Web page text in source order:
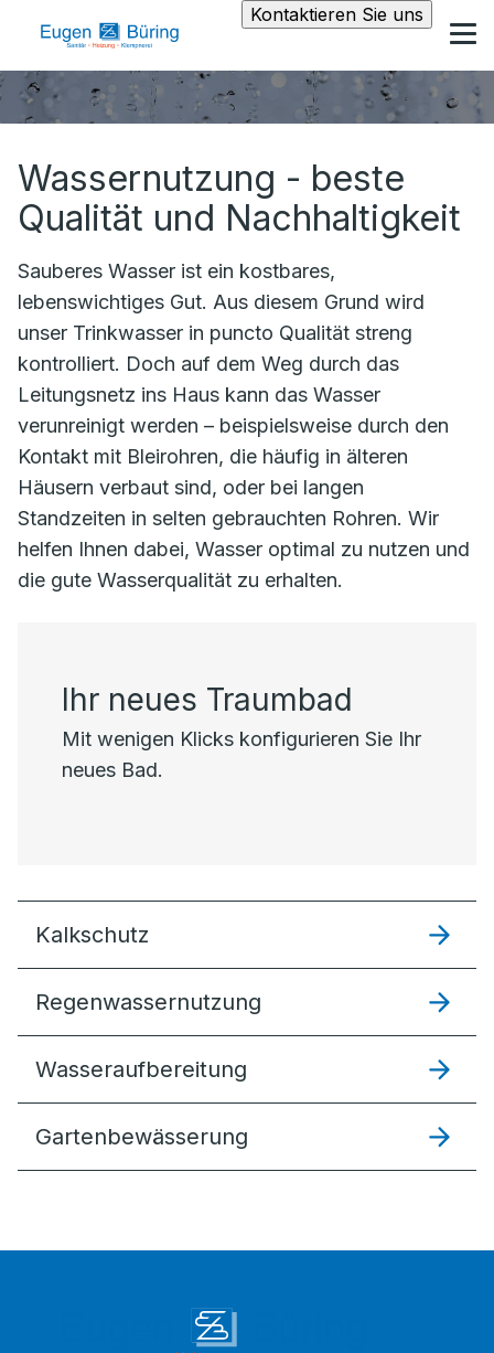
Kontaktieren Sie uns
Wassernutzung - beste
Qualität und Nachhaltigkeit
Sauberes Wasser ist ein kostbares,
lebenswichtiges Gut. Aus diesem Grund wird
unser Trinkwasser in puncto Qualität streng
kontrolliert. Doch auf dem Weg durch das
Leitungsnetz ins Haus kann das Wasser
verunreinigt werden – beispielsweise durch den
Kontakt mit Bleirohren, die häufig in älteren
Häusern verbaut sind, oder bei langen
Standzeiten in selten gebrauchten Rohren. Wir
helfen Ihnen dabei, Wasser optimal zu nutzen und
die gute Wasserqualität zu erhalten.
Ihr neues Traumbad
Mit wenigen Klicks konfigurieren Sie Ihr
neues Bad.
Kalkschutz
Regenwassernutzung
Wasseraufbereitung
Gartenbewässerung